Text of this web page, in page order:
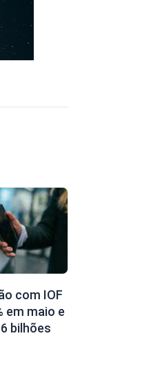
com IOF
em maio e
bilhões